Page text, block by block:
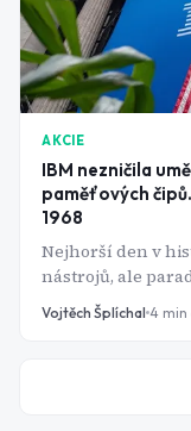
AKCIE
IBM nezničila
paměťových
1968
Nejhorší den v
nástrojů, ale
inteligence - a to
Vojtěch Šplíchal 4